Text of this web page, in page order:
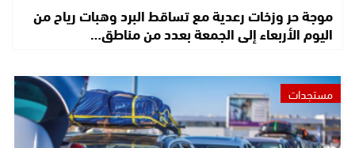
موجة حر وزخات رعدية مع تساقط البرد وهبات رياح من
اليوم الأربعاء إلى الجمعة بعدد من مناطق…
مستجدات